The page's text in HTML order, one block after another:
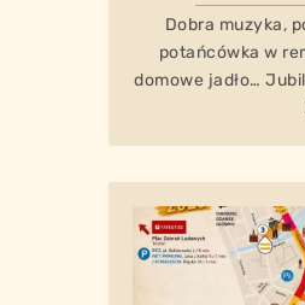
Dobra muzyka,
potańcówka w
domowe jadło…